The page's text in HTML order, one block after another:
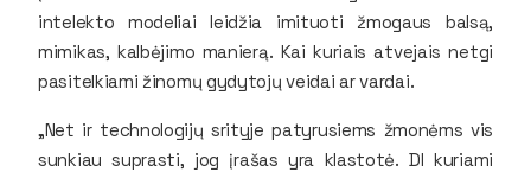
intelekto modeliai leidžia imituoti žmogaus balsą,
mimikas, kalbėjimo manierą. Kai kuriais atvejais netgi
pasitelkiami žinomų gydytojų veidai ar vardai.
„Net ir technologijų srityje patyrusiems žmonėms vis
sunkiau suprasti, jog įrašas yra klastotė. DI kuriami